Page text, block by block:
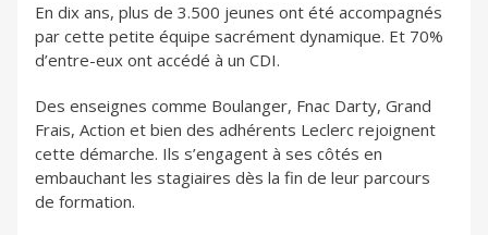
En dix ans, plus de 3.500 jeunes ont été accompagnés
par cette petite équipe sacrément dynamique. Et 70%
d’entre-eux ont accédé à un CDI.
Des enseignes comme Boulanger, Fnac Darty, Grand
Frais, Action et bien des adhérents Leclerc rejoignent
cette démarche. Ils s’engagent à ses côtés en
embauchant les stagiaires dès la fin de leur parcours
de formation.